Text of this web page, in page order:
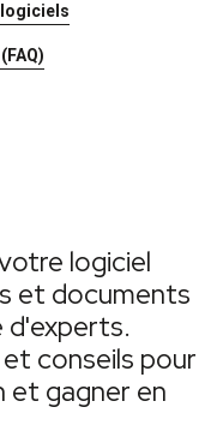
logiciel
et documents
d'experts.
conseils pour
et gagner en